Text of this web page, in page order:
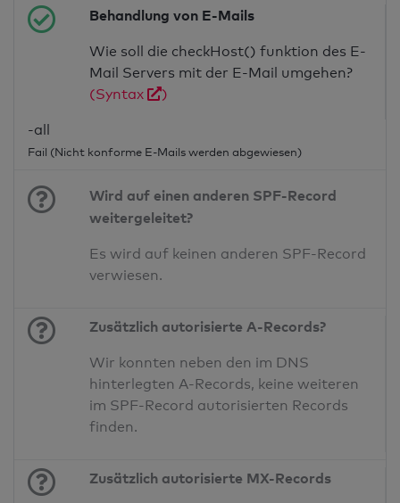
Behandlung von E-Mails
Wie soll die checkHost() funktion des E-
Mail Servers mit der E-Mail umgehen?
(Syntax
)
-all
Fail (Nicht konforme E-Mails werden abgewiesen)
Wird auf einen anderen SPF-Record
weitergeleitet?
Es wird auf keinen anderen SPF-Record
verwiesen.
Zusätzlich autorisierte A-Records?
Wir konnten neben den im DNS
hinterlegten A-Records, keine weiteren
im SPF-Record autorisierten Records
finden.
Zusätzlich autorisierte MX-Records